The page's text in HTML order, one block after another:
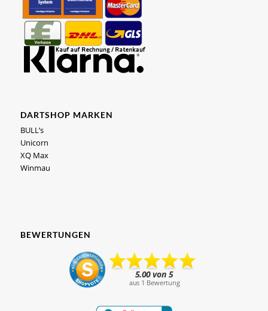
DARTSHOP MARKEN
BULL’s
Unicorn
XQ Max
Winmau
BEWERTUNGEN